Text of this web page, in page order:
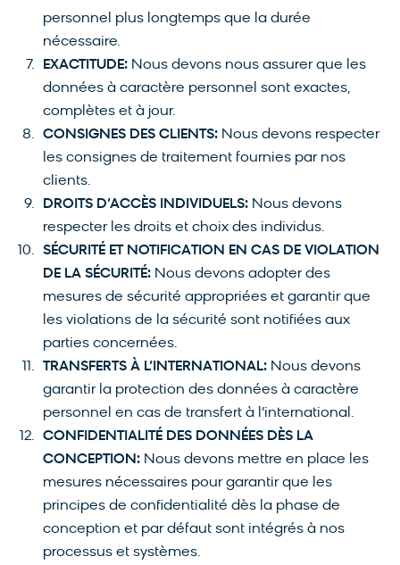
personnel plus longtemps que la durée
nécessaire.
EXACTITUDE: Nous devons nous assurer que les
données à caractère personnel sont exactes,
complètes et à jour.
CONSIGNES DES CLIENTS: Nous devons respecter
les consignes de traitement fournies par nos
clients.
DROITS D’ACCÈS INDIVIDUELS: Nous devons
respecter les droits et choix des individus.
SÉCURITÉ ET NOTIFICATION EN CAS DE VIOLATION
DE LA SÉCURITÉ: Nous devons adopter des
mesures de sécurité appropriées et garantir que
les violations de la sécurité sont notifiées aux
parties concernées.
TRANSFERTS À L’INTERNATIONAL: Nous devons
garantir la protection des données à caractère
personnel en cas de transfert à l’international.
CONFIDENTIALITÉ DES DONNÉES DÈS LA
CONCEPTION: Nous devons mettre en place les
mesures nécessaires pour garantir que les
principes de confidentialité dès la phase de
conception et par défaut sont intégrés à nos
processus et systèmes.